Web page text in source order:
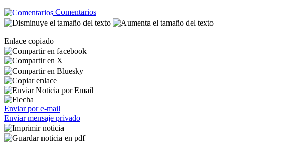
Comentarios
Enlace copiado
Enviar por e-mail
Enviar mensaje privado